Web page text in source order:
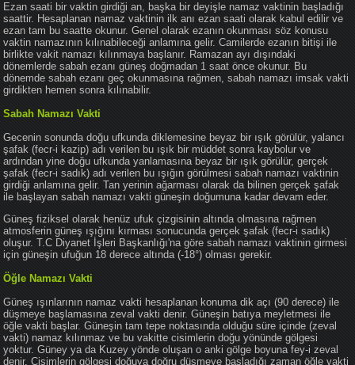
Ezan saati bir vaktin girdiği an, başka bir deyişle namaz vaktinin başladığı
saattir. Hesaplanan namaz vaktinin ilk anı ezan saati olarak kabul edilir ve
ezan tam bu saatte okunur. Genel olarak ezanın okunması söz konusu
vaktin namazının kılınabileceği anlamına gelir. Camilerde ezanın bitişi ile
birlikte vakit namazı kılınmaya başlanır. Ramazan ayı dışındaki
dönemlerde sabah ezanı güneş doğmadan 1 saat önce okunur. Bu
dönemde sabah ezanı geç okunmasına rağmen, sabah namazı imsak vakti
girdikten hemen sonra kılınabilir.
Sabah Namazı Vakti
Gecenin sonunda doğu ufkunda diklemesine beyaz bir ışık görülür, yalancı
şafak (fecr-i kazip) adı verilen bu ışık bir müddet sonra kaybolur ve
ardından yine doğu ufkunda yanlamasına beyaz bir ışık görülür, gerçek
şafak (fecr-i sadık) adı verilen bu ışığın görülmesi sabah namazı vaktinin
girdiği anlamına gelir. Tan yerinin ağarması olarak da bilinen gerçek şafak
ile başlayan sabah namazı vakti güneşin doğumuna kadar devam eder.
Güneş fiziksel olarak henüz ufuk çizgisinin altında olmasına rağmen
atmosferin güneş ışığını kırması sonucunda gerçek şafak (fecr-i sadık)
oluşur. T.C Diyanet İşleri Başkanlığı'na göre sabah namazı vaktinin girmesi
için güneşin ufuğun 18 derece altında (-18°) olması gerekir.
Öğle Namazı Vakti
Güneş ışınlarının namaz vakti hesaplanan konuma dik açı (90 derece) ile
düşmeye başlamasına zeval vakti denir. Güneşin batıya meyletmesi ile
öğle vakti başlar. Güneşin tam tepe noktasında olduğu süre içinde (zeval
vakti) namaz kılınmaz ve bu vakitte cisimlerin doğu yönünde gölgesi
yoktur. Güney ya da Kuzey yönde oluşan o anki gölge boyuna fey-i zeval
denir. Cisimlerin gölgesi doğuya doğru düşmeye başladığı zaman öğle vakti